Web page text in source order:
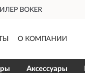
BOKER
О КОМПАНИИ
Аксессуары